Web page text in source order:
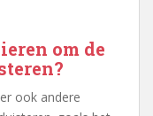
om de
ook andere